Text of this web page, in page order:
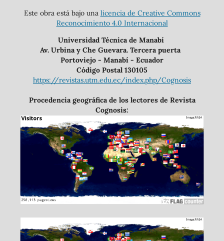
Este obra está bajo una licencia de Creative Commons
Reconocimiento 4.0 Internacional
Universidad Técnica de Manabí
Av. Urbina y Che Guevara. Tercera puerta
Portoviejo - Manabí - Ecuador
Código Postal 130105
https://revistas.utm.edu.ec/index.php/Cognosis
Procedencia geográfica de los lectores de Revista
Cognosis: